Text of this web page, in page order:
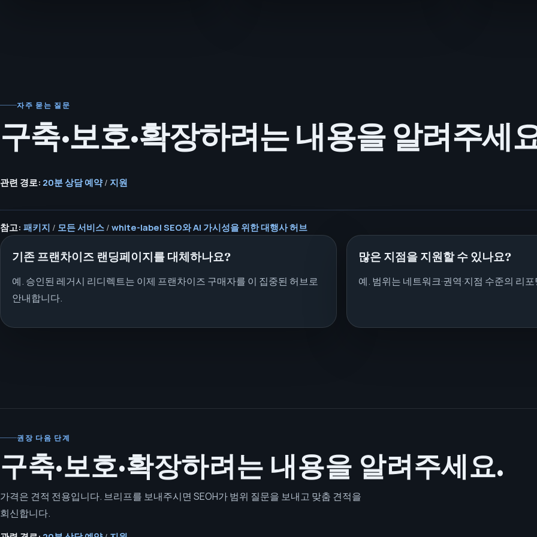
자주 묻는 질문
구축·보호·확장하려는 내용을 알려주세
관련 경로: 20분 상담 예약/ 지원
참고: 패키지 / 모든 서비스 / white-label SEO와 AI 가시성을 위한 대행사 허브
기존 프랜차이즈 랜딩페이지를 대체하나요?
예. 승인된 레거시 리디렉트는 이제 프랜차이즈 구매자를 이 집중된 허브로
안내합니다.
많은 지점을 지원할 수 있나요?
예. 범위는 네트워크·권역·지점 수준의 리
권장 다음 단계
구축·보호·확장하려는 내용을 알려주세요.
가격은 견적 전용입니다. 브리프를 보내주시면 SEOH가 범위 질문을 보내고 맞춤 견적을
회신합니다.